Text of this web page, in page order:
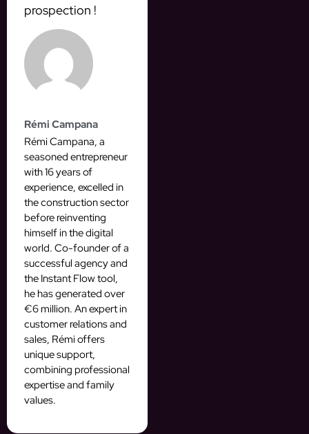
prospection !
Rémi Campana
Rémi Campana, a
seasoned entrepreneur
with 16 years of
experience, excelled in
the construction sector
before reinventing
himself in the digital
world. Co-founder of a
successful agency and
the Instant Flow tool,
he has generated over
€6 million. An expert in
customer relations and
sales, Rémi offers
unique support,
combining professional
expertise and family
values.